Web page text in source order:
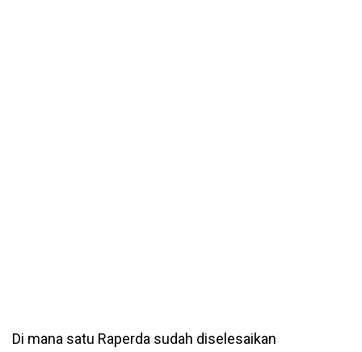
Di mana satu Raperda sudah diselesaikan